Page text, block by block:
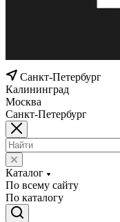
Санкт-Петербург
Калининград
Москва
Санкт-Петербург
Каталог
По всему сайту
По каталогу